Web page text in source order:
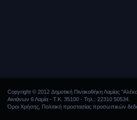
Copyright © 2012 Δημοτική Πινακοθήκη Λαμίας
Αινιάνων 6 Λαμία - Τ.Κ. 35100 - Τηλ.: 22310 50534.
Όροι Χρήσης Πολιτική προστασίας προσωπικών